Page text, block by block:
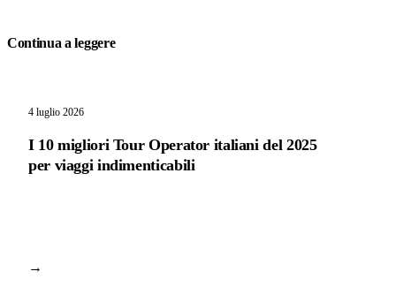
Continua a leggere
4 luglio 2026
I 10 migliori Tour Operator italiani del 2025
per viaggi indimenticabili
→